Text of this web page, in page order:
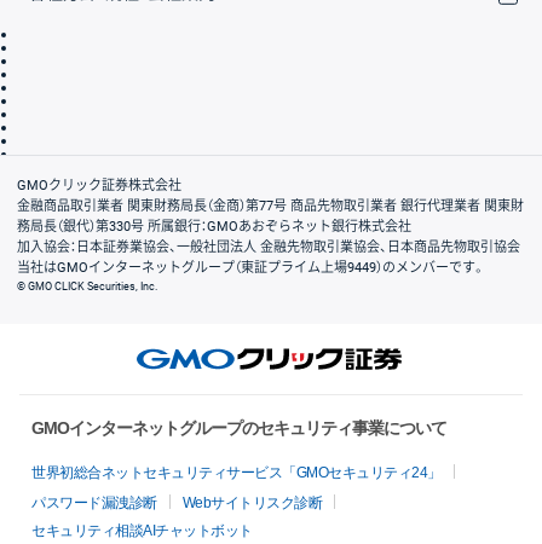
会社案内
GMOクリック証券株式会社
金融商品取引業者 関東財務局長（金商）第77号 商品先物取引業者 銀行代理業者 関東財
務局長（銀代）第330号 所属銀行：GMOあおぞらネット銀行株式会社
加入協会：日本証券業協会、一般社団法人 金融先物取引業協会、日本商品先物取引協会
当社はGMOインターネットグループ（東証プライム上場9449）のメンバーです。
© GMO CLICK Securities, Inc.
GMOインターネットグループのセキュリティ事業について
世界初総合ネットセキュリティサービス「GMOセキュリティ24」
パスワード漏洩診断
Webサイトリスク診断
セキュリティ相談AIチャットボット